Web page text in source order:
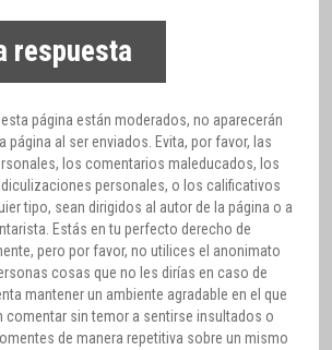
respuesta
página están moderados, no aparecerán
página al ser enviados. Evita, por favor, las
los comentarios maleducados, los
personales, o los calificativos
tipo, sean dirigidos al autor de la página o a
Estás en tu perfecto derecho de
pero por favor, no utilices el anonimato
cosas que no les dirías en caso de
mantener un ambiente agradable en el que
comentar sin temor a sentirse insultados o
de manera repetitiva sobre un mismo